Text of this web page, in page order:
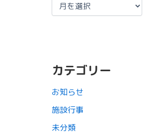
カテゴリー
お知らせ
施設行事
未分類